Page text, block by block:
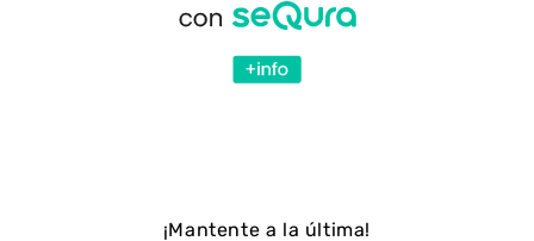
¡Mantente a la última!